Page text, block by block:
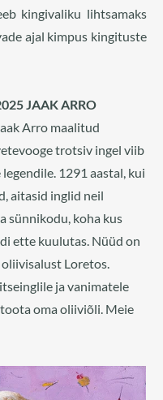
kingivaliku lihtsamaks
ajal kimpus kingituste
JAAK ARRO
Arro maalitud
trotsiv ingel viib
1291 aastal, kui
aitasid inglid neil
sünnikodu, koha kus
ette kuulutas. Nüüd on
oliivisalust Loretos.
ja vanimatele
oma oliiviõli. Meie